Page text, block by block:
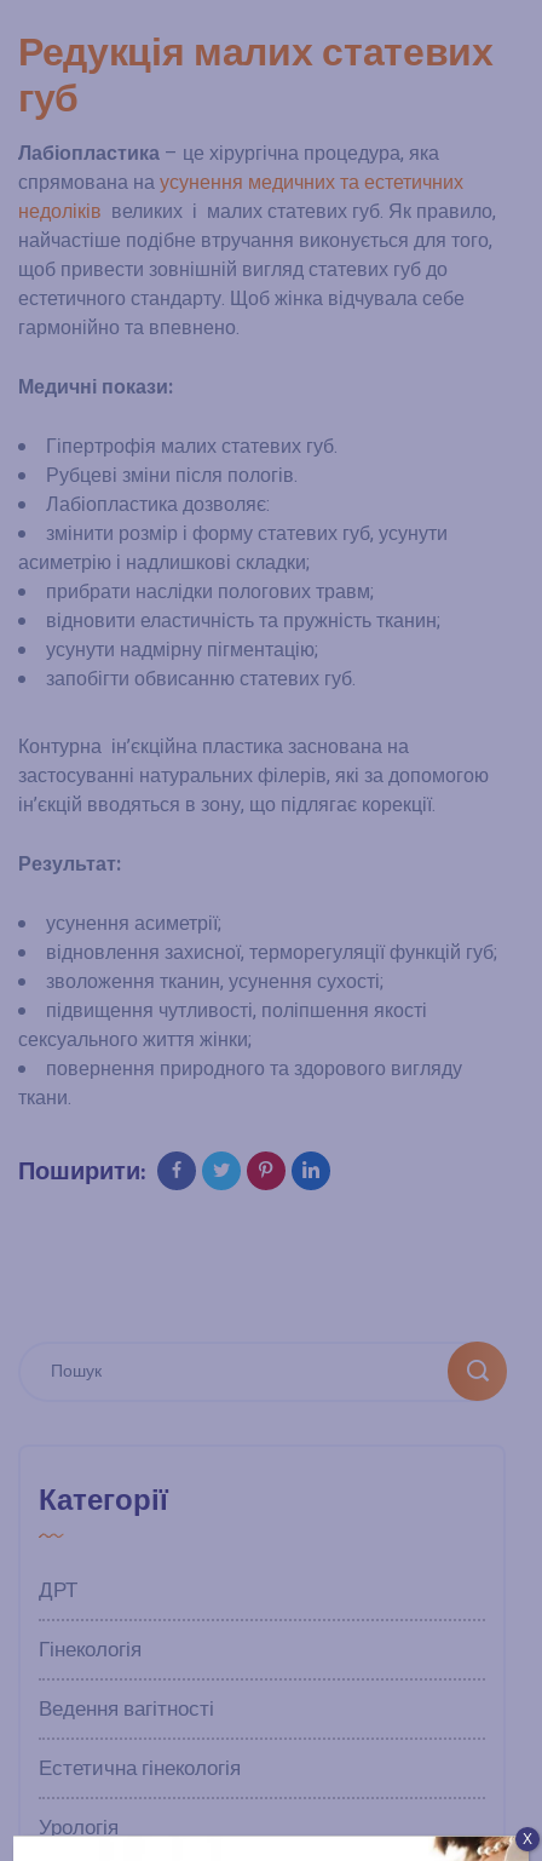
Редукція малих статевих
губ
Лабіопластика – це хірургічна процедура, яка
спрямована наусунення медичних та естетичних
недоліків великих і малих статевих губ. Як правило,
найчастіше подібне втручання виконується для того,
щоб привести зовнішній вигляд статевих губ до
естетичного стандарту. Щоб жінка відчувала себе
гармонійно та впевнено.
Медичні покази:
Гіпертрофія малих статевих губ.
Рубцеві зміни після пологів.
Лабіопластика дозволяє:
змінити розмір і форму статевих губ, усунути
асиметрію і надлишкові складки;
прибрати наслідки пологових травм;
відновити еластичність та пружність тканин;
усунути надмірну пігментацію;
запобігти обвисанню статевих губ.
Контурна ін’єкційна пластика заснована на
застосуванні натуральних філерів, які за допомогою
ін’єкцій вводяться в зону, що підлягає корекції.
Результат:
усунення асиметрії;
відновлення захисної, терморегуляції функцій губ;
зволоження тканин, усунення сухості;
підвищення чутливості, поліпшення якості
сексуального життя жінки;
повернення природного та здорового вигляду
ткани.
Поширити:
Категорії
ДРТ
Гінекологія
Ведення вагітності
Естетична гінекологія
Урологія
Х